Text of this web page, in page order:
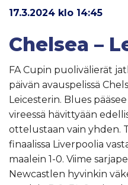
17.3.2024 klo 14:45
Chelsea –
FA Cupin puolivälierät
päivän avauspelissä
Leicesterin. Blues
vireessä hävittyään
ottelustaan vain yhden.
finaalissa Liverpoolia
maalein 1-0. Viime
Newcastlen hyvinkin